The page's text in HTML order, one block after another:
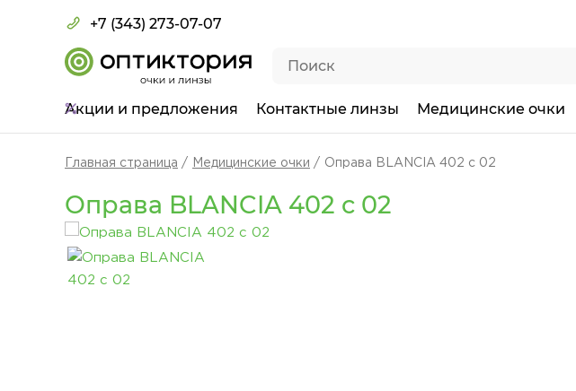
+7 (343) 273-07-07
Акции и предложения Контактные линзы Медицинские очки
Главная страница Медицинские очки Оправа BLANCIA 402 c 02
Оправа BLANCIA 402 c 02